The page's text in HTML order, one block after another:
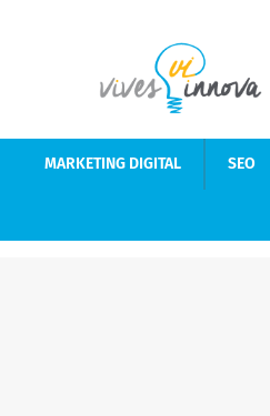
MARKETING DIGITAL SEO